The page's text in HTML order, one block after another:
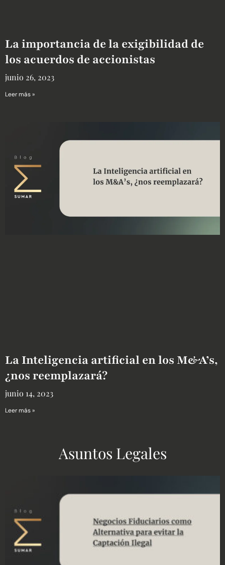
La importancia de la exigibilidad de
los acuerdos de accionistas
junio 26, 2023
Leer más »
La Inteligencia artificial en los M&A’s,
¿nos reemplazará?
junio 14, 2023
Leer más »
Asuntos Legales